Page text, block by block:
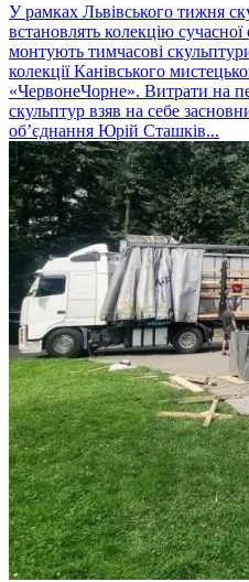
У рамках Львівського тижня
встановлять колекцію
монтують тимчасові
колекції Канівського
«ЧервонеЧорне». Витрати на
скульптур взяв на себе
об’єднання Юрій Сташків...